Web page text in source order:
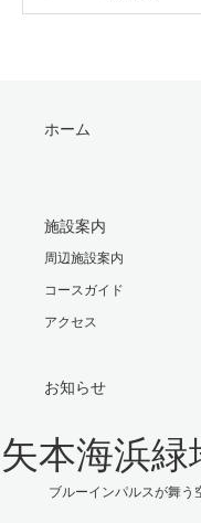
ホーム
施設案内
周辺施設案内
コースガイド
アクセス
お知らせ
矢本海浜
ブルーインパルスが舞う